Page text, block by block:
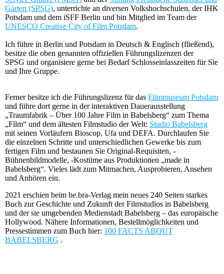
Gärten (SPSG), unterrichte an diversen Volkshochschulen, der IHK
Potsdam und dem iSFF Berlin und bin Mitglied im Team der
UNESCO Creative City of Film Potsdam.
Ich führe in Berlin und Potsdam in Deutsch & Englisch (fließend),
besitze die oben genannten offiziellen Führungslizenzen der
SPSG und organisiere gerne bei Bedarf Schlosseinlasszeiten für Sie
und Ihre Gruppe.
Ferner besitze ich die Führungslizenz für das Filmmuseum Potsdam
und führe dort gerne in der interaktiven Dauerausstellung
„Traumfabrik – Über 100 Jahre Film in Babelsberg“ zum Thema
„Film“ und dem ältesten Filmstudio der Welt: Studio Babelsberg
mit seinen Vorläufern Bioscop, Ufa und DEFA. Durchlaufen Sie
die einzelnen Schritte und unterschiedlichen Gewerke bis zum
fertigen Film und bestaunen Sie Original-Requisiten, -
Bühnenbildmodelle, -Kostüme aus Produktionen „made in
Babelsberg“. Vieles lädt zum Mitmachen, Ausprobieren, Ansehen
und Anhören ein.
2021 erschien beim be.bra-Verlag mein neues 240 Seiten starkes
Buch zur Geschichte und Zukunft der Filmstudios in Babelsberg
und der sie umgebenden Medienstadt Babelsberg – das europäische
Hollywood. Nähere Informationen, Bestellmöglichkeiten und
Pressestimmen zum Buch hier: 100 FACTS ABOUT
BABELSBERG .